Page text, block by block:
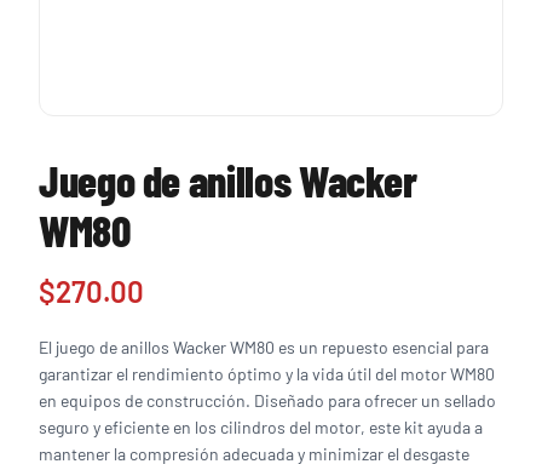
Juego de anillos Wacker
WM80
$270.00
El juego de anillos Wacker WM80 es un repuesto esencial para
garantizar el rendimiento óptimo y la vida útil del motor WM80
en equipos de construcción. Diseñado para ofrecer un sellado
seguro y eficiente en los cilindros del motor, este kit ayuda a
mantener la compresión adecuada y minimizar el desgaste